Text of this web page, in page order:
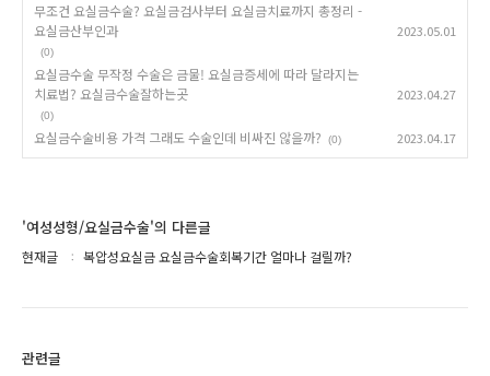
무조건 요실금수술? 요실금검사부터 요실금치료까지 총정리 -
요실금산부인과
(0)
2023.05.01
요실금수술 무작정 수술은 금물! 요실금증세에 따라 달라지는
치료법? 요실금수술잘하는곳
(0)
2023.04.27
요실금수술비용 가격 그래도 수술인데 비싸진 않을까? (0) 2023.04.17
'여성성형/요실금수술'의 다른글
현재글 복압성요실금 요실금수술회복기간 얼마나 걸릴까?
관련글